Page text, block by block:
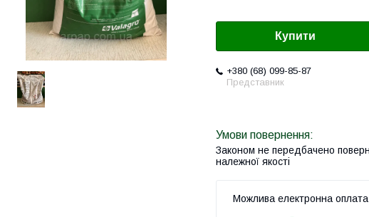
Купити
+380 (68) 099-85-87
Представник
Законом не передбачено
належної якості